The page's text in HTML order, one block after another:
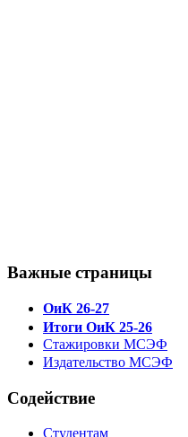
Важные страницы
ОиК 26-27
Итоги ОиК 25-26
Стажировки МСЭФ
Издательство МСЭФ
Содействие
Студентам